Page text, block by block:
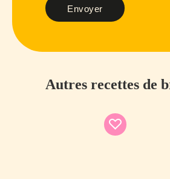
Envoyer
Autres recettes de